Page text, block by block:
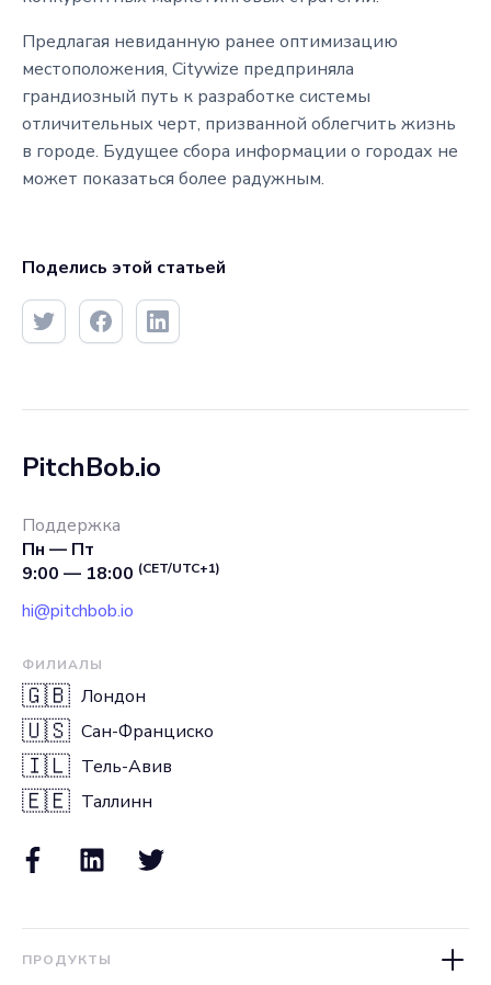
Предлагая невиданную ранее оптимизацию
местоположения, Citywize предприняла
грандиозный путь к разработке системы
отличительных черт, призванной облегчить жизнь
в городе. Будущее сбора информации о городах не
может показаться более радужным.
Поделись этой статьей
PitchBob.io
Поддержка
Пн — Пт
9:00 — 18:00 (CET/UTC+1)
hi@pitchbob.io
ФИЛИАЛЫ
🇬🇧 Лондон
🇺🇸 Сан-Франциско
🇮🇱 Тель-Авив
🇪🇪 Таллинн
ПРОДУКТЫ